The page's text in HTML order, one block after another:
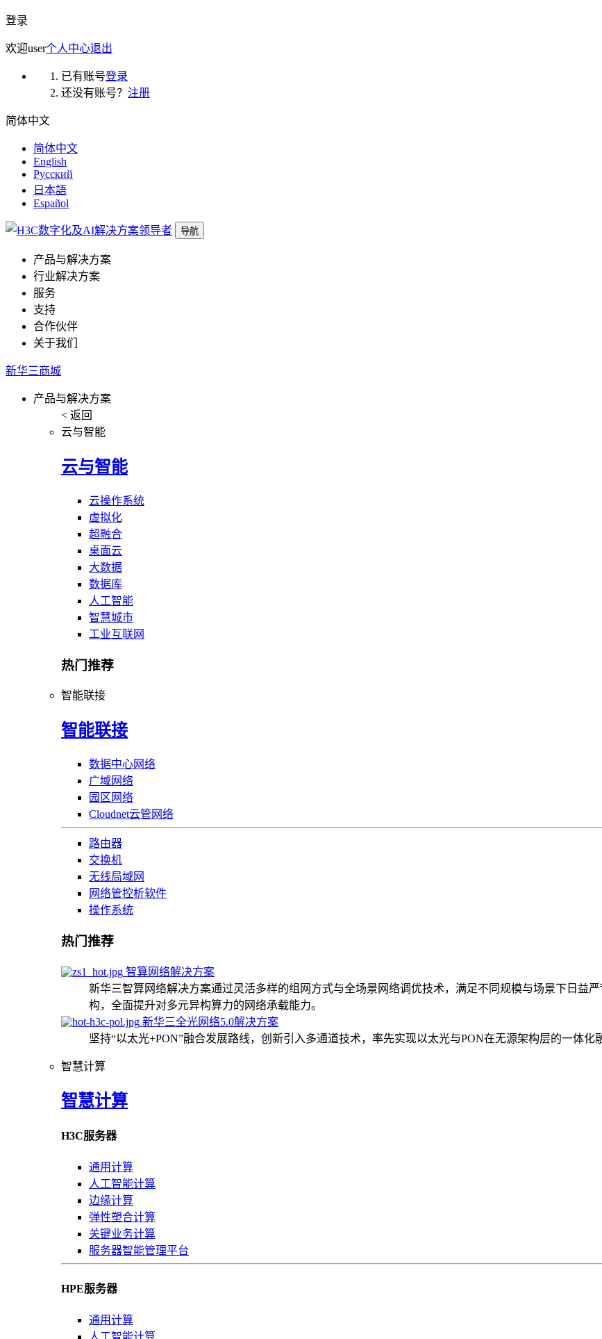
登录
欢迎user个人中心退出
已有账号登录
还没有账号？ 注册
简体中文
简体中文
English
Русский
日本語
Español
导航
产品与解决方案
行业解决方案
服务
支持
合作伙伴
关于我们
新华三商城
产品与解决方案
< 返回
云与智能
云与智能
云操作系统
虚拟化
超融合
桌面云
大数据
数据库
人工智能
智慧城市
工业互联网
热门推荐
智能联接
智能联接
数据中心网络
广域网络
园区网络
Cloudnet云管网络
路由器
交换机
无线局域网
网络管控析软件
操作系统
热门推荐
智算网络解决方案
新华三智算网络解决方案通过灵活多样的组网方式与全场景网络调优技术，满足不同规模与场景下日益
构，全面提升对多元异构算力的网络承载能力。
新华三全光网络5.0解决方案
坚持“以太光+PON”融合发展路线，创新引入多通道技术，率先实现以太光与PON在无源架构层的一体化
智慧计算
智慧计算
H3C服务器
通用计算
人工智能计算
边缘计算
弹性塑合计算
关键业务计算
服务器智能管理平台
HPE服务器
通用计算